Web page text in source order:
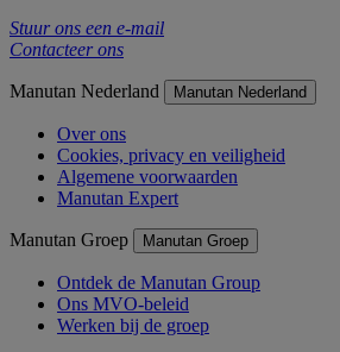
Stuur ons een e-mail
Contacteer ons
Manutan Nederland Manutan Nederland
Over ons
Cookies, privacy en veiligheid
Algemene voorwaarden
Manutan Expert
Manutan Groep Manutan Groep
Ontdek de Manutan Group
Ons MVO-beleid
Werken bij de groep